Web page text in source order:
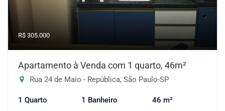
R$ 305.000
Apartamento à Venda com 1 quarto, 46m²
Rua 24 de Maio - República, São Paulo-SP
1 Quarto 1 Banheiro 46 m²